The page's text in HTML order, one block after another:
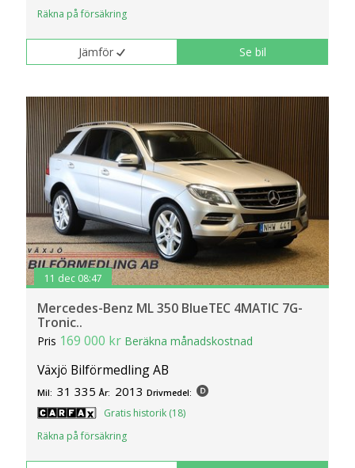
Räkna på försäkring
Jämför Se bil
11 dec 08:47
Mercedes-Benz ML 350 BlueTEC 4MATIC 7G-
Tronic..
Pris 169 000 kr Beräkna månadskostnad
Växjö Bilförmedling AB
Mil: 31 335 År: 2013 Drivmedel:
Gratis historik (18)
Räkna på försäkring